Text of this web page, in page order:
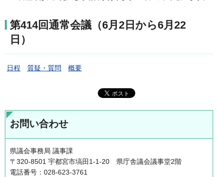
第414回通常会議（6月2日から6月22
日）
日程 質疑・質問 概要
お問い合わせ
県議会事務局 議事課
〒320-8501 宇都宮市塙田1-1-20 県庁舎議会議事堂2階
電話番号：028-623-3761